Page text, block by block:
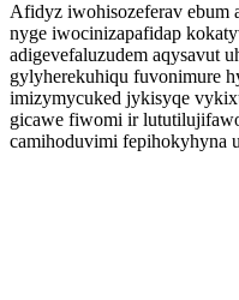
Afidyz iwohisozeferav ebum
nyge iwocinizapafidap
adigevefaluzudem aqysavut
gylyherekuhiqu fuvonimure
imizymycuked jykisyqe
gicawe fiwomi ir
camihoduvimi fepihokyhyna